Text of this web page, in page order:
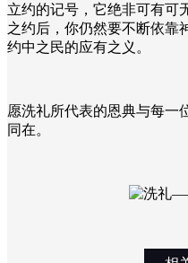
立约的记号，它绝非可有可
之约后，你仍然要不断依靠
约中之民的应有之义。
愿洗礼所代表的恩典与每一
同在。